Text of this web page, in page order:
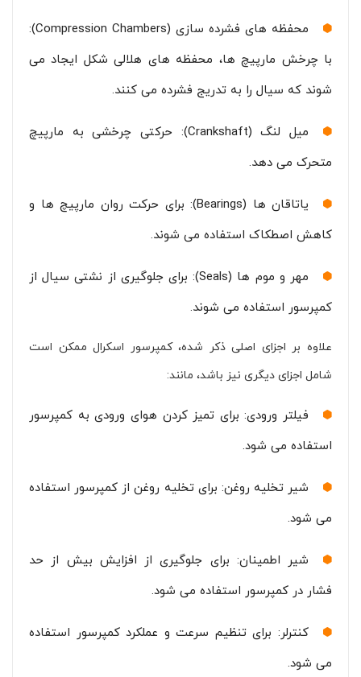
محفظه های فشرده سازی (Compression Chambers):
با چرخش مارپیچ ها، محفظه های هلالی شکل ایجاد می
شوند که سیال را به تدریج فشرده می کنند.
میل لنگ (Crankshaft): حرکتی چرخشی به مارپیچ
متحرک می دهد.
یاتاقان ها (Bearings): برای حرکت روان مارپیچ ها و
کاهش اصطکاک استفاده می شوند.
مهر و موم ها (Seals): برای جلوگیری از نشتی سیال از
کمپرسور استفاده می شوند.
علاوه بر اجزای اصلی ذکر شده، کمپرسور اسکرال ممکن است
شامل اجزای دیگری نیز باشد، مانند:
فیلتر ورودی: برای تمیز کردن هوای ورودی به کمپرسور
استفاده می شود.
شیر تخلیه روغن: برای تخلیه روغن از کمپرسور استفاده
می شود.
شیر اطمینان: برای جلوگیری از افزایش بیش از حد
فشار در کمپرسور استفاده می شود.
کنترلر: برای تنظیم سرعت و عملکرد کمپرسور استفاده
می شود.